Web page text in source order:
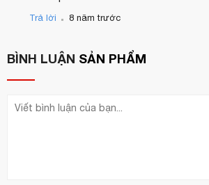
Trả lời . 8 năm trước
BÌNH LUẬN SẢN PHẨM